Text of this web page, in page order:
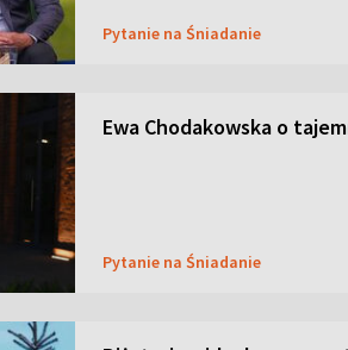
Pytanie na Śniadanie
Ewa Chodakowska o
Pytanie na Śniadanie